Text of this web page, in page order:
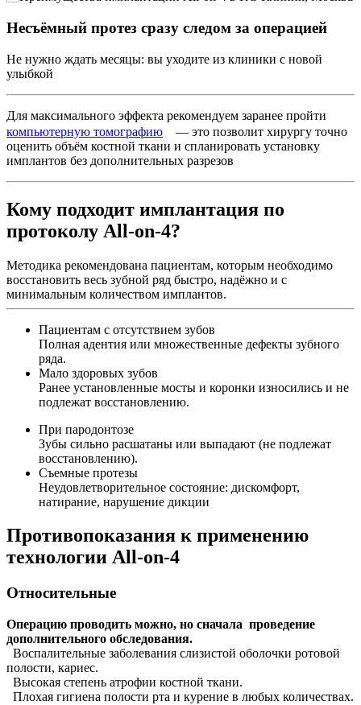
Несъёмный протез сразу следом за операцией
Не нужно ждать месяцы: вы уходите из клиники с новой
улыбкой
Для максимального эффекта рекомендуем заранее пройти
компьютерную томографию
— это позволит хирургу точно
оценить объём костной ткани и спланировать установку
имплантов без дополнительных разрезов
Кому подходит имплантация по
протоколу All-on-4?
Методика рекомендована пациентам, которым необходимо
восстановить весь зубной ряд быстро, надёжно и с
минимальным количеством имплантов.
Пациентам с отсутствием зубов
Полная адентия или множественные дефекты зубного
ряда.
Мало здоровых зубов
Ранее установленные мосты и коронки износились и не
подлежат восстановлению.
При пародонтозе
Зубы сильно расшатаны или выпадают (не подлежат
восстановлению).
Съемные протезы
Неудовлетворительное состояние: дискомфорт,
натирание, нарушение дикции
Противопоказания к применению
технологии All-on-4
Относительные
Операцию проводить можно, но сначала проведение
дополнительного обследования.
Воспалительные заболевания слизистой оболочки ротовой
полости, кариес.
Высокая степень атрофии костной ткани.
Плохая гигиена полости рта и курение в любых количествах.